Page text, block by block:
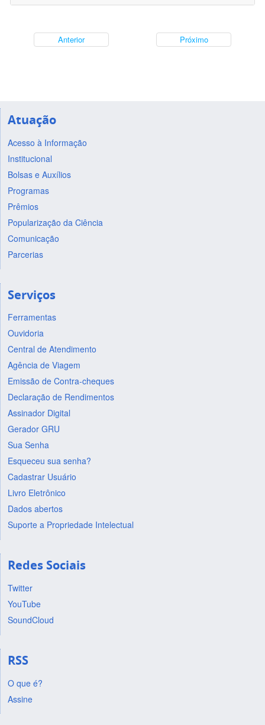
Anterior Próximo
Atuação
Acesso à Informação
Institucional
Bolsas e Auxílios
Programas
Prêmios
Popularização da Ciência
Comunicação
Parcerias
Serviços
Ferramentas
Ouvidoria
Central de Atendimento
Agência de Viagem
Emissão de Contra-cheques
Declaração de Rendimentos
Assinador Digital
Gerador GRU
Sua Senha
Esqueceu sua senha?
Cadastrar Usuário
Livro Eletrônico
Dados abertos
Suporte a Propriedade Intelectual
Redes Sociais
Twitter
YouTube
SoundCloud
RSS
O que é?
Assine